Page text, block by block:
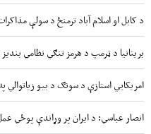
د کابل او اسلام آباد ترمنځ د سولې
بریتانیا د ټرمپ د هرمز تنګي نظامي
امریکايي استازې د سونګ د بیو زیاتوالي
انصار عباسي: د ایران پر وړاندې پوځي